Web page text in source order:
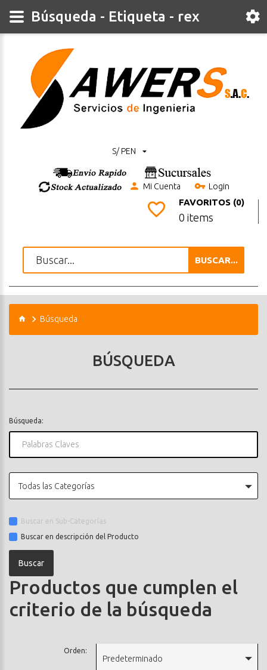
S/ PEN
Mi Cuenta Login
FAVORITOS (0)
0 items
BUSCAR...
Búsqueda
BÚSQUEDA
Búsqueda:
Todas las Categorías
Buscar en Sub-Categorías
Buscar en descripción del Producto
Productos que cumplen el
criterio de la búsqueda
Orden:
Predeterminado
Búsqueda - Etiqueta - rex